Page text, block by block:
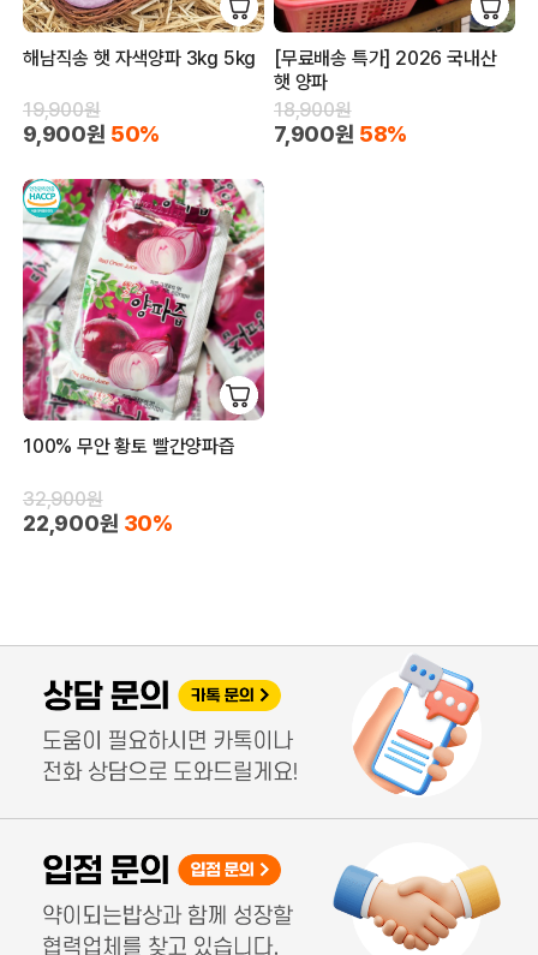
해남직송 햇 자색양파 3kg 5kg
19,900원
9,900원 50%
[무료배송 특가] 2026 국내산
햇 양파
18,900원
7,900원 58%
100% 무안 황토 빨간양파즙
32,900원
22,900원 30%